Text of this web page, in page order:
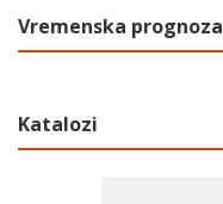
Vremenska prognoza
Katalozi